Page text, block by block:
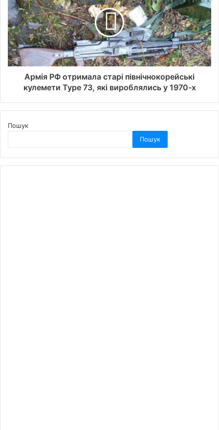
Армія РФ отримала старі північнокорейські
кулемети Type 73, які вироблялись у 1970-х
Пошук
Пошук